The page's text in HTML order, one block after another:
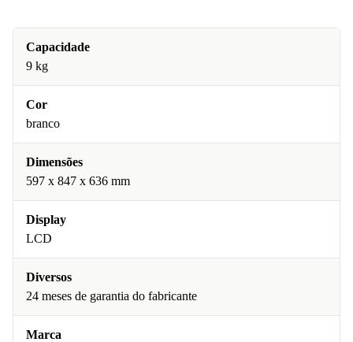
Capacidade
9 kg
Cor
branco
Dimensões
597 x 847 x 636 mm
Display
LCD
Diversos
24 meses de garantia do fabricante
Marca